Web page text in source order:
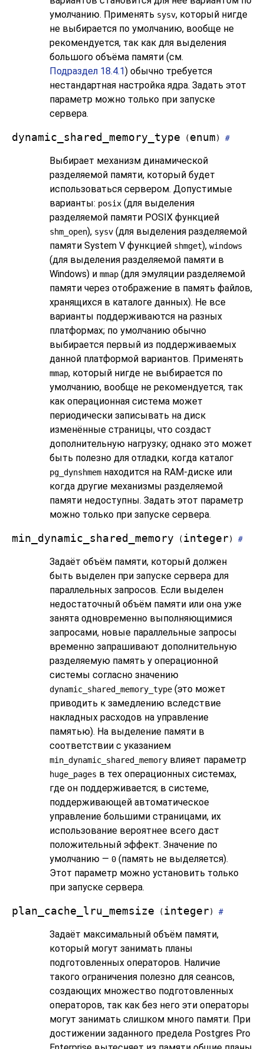
умолчанию. Применять sysv, который нигде
не выбирается по умолчанию, вообще не
рекомендуется, так как для выделения
большого объёма памяти (см.
Подраздел 18.4.1) обычно требуется
нестандартная настройка ядра. Задать этот
параметр можно только при запуске
сервера.
dynamic_shared_memory_type ( enum ) #
Выбирает механизм динамической
разделяемой памяти, который будет
использоваться сервером. Допустимые
варианты: posix (для выделения
разделяемой памяти POSIX функцией
shm_open), sysv (для выделения разделяемой
памяти System V функцией shmget), windows
(для выделения разделяемой памяти в
Windows) и mmap (для эмуляции разделяемой
памяти через отображение в память файлов,
хранящихся в каталоге данных). Не все
варианты поддерживаются на разных
платформах; по умолчанию обычно
выбирается первый из поддерживаемых
данной платформой вариантов. Применять
mmap, который нигде не выбирается по
умолчанию, вообще не рекомендуется, так
как операционная система может
периодически записывать на диск
изменённые страницы, что создаст
дополнительную нагрузку; однако это может
быть полезно для отладки, когда каталог
pg_dynshmem находится на RAM-диске или
когда другие механизмы разделяемой
памяти недоступны. Задать этот параметр
можно только при запуске сервера.
min_dynamic_shared_memory ( integer) #
Задаёт объём памяти, который должен
быть выделен при запуске сервера для
параллельных запросов. Если выделен
недостаточный объём памяти или она уже
занята одновременно выполняющимися
запросами, новые параллельные запросы
временно запрашивают дополнительную
разделяемую память у операционной
системы согласно значению
dynamic_shared_memory_type (это может
приводить к замедлению вследствие
накладных расходов на управление
памятью). На выделение памяти в
соответствии с указанием
min_dynamic_shared_memory влияет параметр
huge_pages в тех операционных системах,
где он поддерживается; в системе,
поддерживающей автоматическое
управление большими страницами, их
использование вероятнее всего даст
положительный эффект. Значение по
умолчанию — 0 (память не выделяется).
Этот параметр можно установить только
при запуске сервера.
plan_cache_lru_memsize ( integer) #
Задаёт максимальный объём памяти,
который могут занимать планы
подготовленных операторов. Наличие
такого ограничения полезно для сеансов,
создающих множество подготовленных
операторов, так как без него эти операторы
могут занимать слишком много памяти. При
достижении заданного предела Postgres Pro